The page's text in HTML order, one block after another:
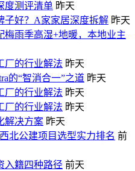
度测评清单 昨天
子好？A家家居深度拆解 昨天
雨季高湿+地暖，本地业主
厂的行业解法 昨天
的“智消合一”之道 昨天
厂的行业解法 昨天
厂的行业解法 昨天
解决方案 昨天
北公建项目选型实力排名 前
入籍四种路径 前天